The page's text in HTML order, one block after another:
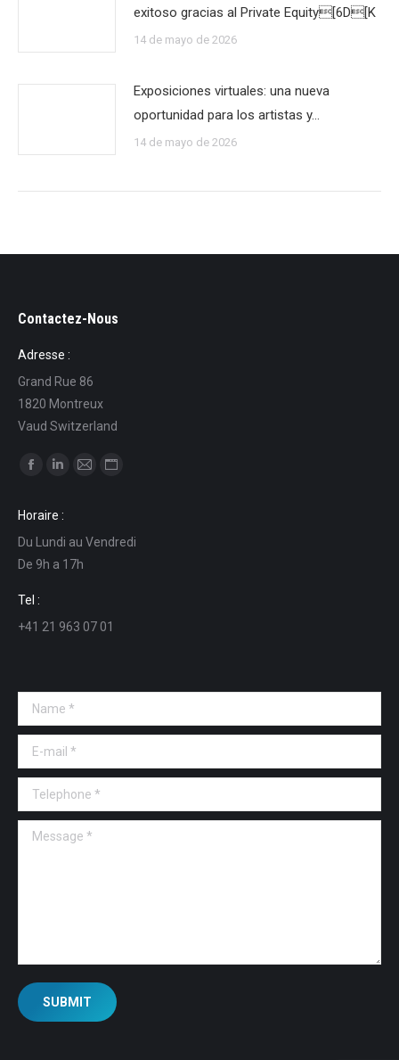
exitoso gracias al Private Equity[6D[K
14 de mayo de 2026
Exposiciones virtuales: una nueva
oportunidad para los artistas y…
14 de mayo de 2026
Contactez-Nous
Adresse :
Grand Rue 86
1820 Montreux
Vaud Switzerland
Find us on:
opens
in
new
window
opens
in
new
in
in
Horaire :
Du Lundi au Vendredi
De 9h a 17h
Tel :
+41 21 963 07 01
Name *
E-mail *
Telephone *
Message *
SUBMIT